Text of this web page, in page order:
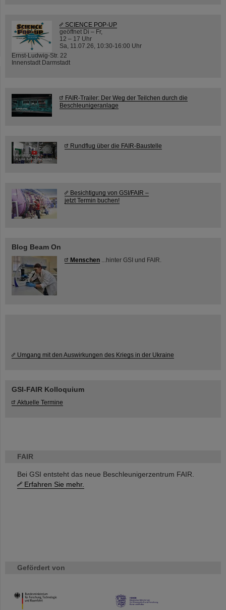
FAIR
Bei GSI entsteht das neue Beschleunigerzentrum FAIR.
Erfahren Sie mehr.
Gefördert von
HMWK
SCIENCE POP-UP
geöffnet Di – Fr,
12 – 17 Uhr
Sa, 11.07.26, 10:30-16:00 Uhr
Ernst-Ludwig-Str. 22
Innenstadt Darmstadt
FAIR-Trailer: Der Weg der Teilchen durch die
Beschleunigeranlage
Rundflug über die FAIR-Baustelle
Besichtigung von GSI/FAIR –
jetzt Termin buchen!
Blog Beam On
Menschen ...hinter GSI und FAIR.
Umgang mit den Auswirkungen des Kriegs in der Ukraine
GSI-FAIR Kolloquium
Aktuelle Termine